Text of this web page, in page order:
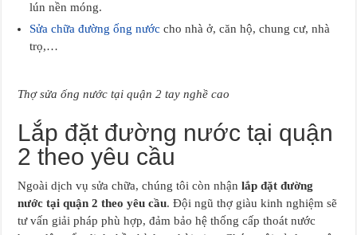
lún nền móng.
Sửa chữa đường ống nước cho nhà ở, căn hộ, chung cư, nhà
trọ,…
Thợ sửa ống nước tại quận 2 tay nghề cao
Lắp đặt đường nước tại quận
2 theo yêu cầu
Ngoài dịch vụ sửa chữa, chúng tôi còn nhậnlắp đặt đường
nước tại quận 2 theo yêu cầu. Đội ngũ thợ giàu kinh nghiệm sẽ
tư vấn giải pháp phù hợp, đảm bảo hệ thống cấp thoát nước